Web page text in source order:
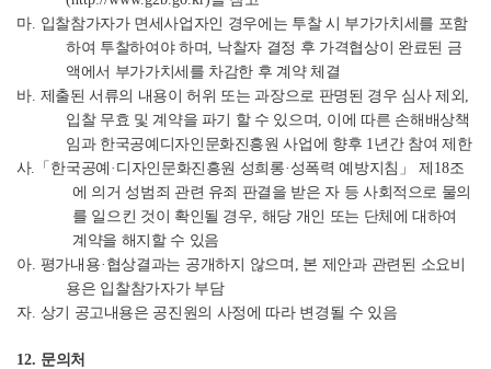
마. 입찰참가자가 면세사업자인 경우에는 투찰 시 부가가치세를 포함
하여 투찰하여야 하며
낙찰자 결정 후 가격협상이 완료된 금
액에서 부가가치세를 차감한 후 계약 체결
바. 제출된 서류의 내용이 허위 또는 과장으로 판명된 경우 심사 제외
입찰 무효 및 계약을 파기 할 수 있으며
이에 따른 손해배상책
임과 한국공예디자인문화진흥원 사업에 향후 1 년간 참여 제한
사. 「 한국공예 · 디자인문화진흥원 성희롱· 성폭력 예방지침 」 제 18조
에 의거 성범죄 관련 유죄 판결을 받은 자 등 사회적으로 물의
를 일으킨 것이 확인될 경우 해당 개인 또는 단체에 대하여
계약을 해지할 수 있음
아. 평가내용· 협상결과는 공개하지 않으며
본 제안과 관련된 소요비
용은 입찰참가자가 부담
자. 상기 공고내용은 공진원의 사정에 따라 변경될 수 있음
12. 문의처